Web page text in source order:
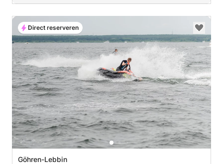
Göhren-Lebbin
Direct reserveren